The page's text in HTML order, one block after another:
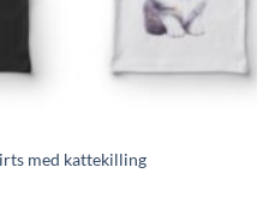
med kattekilling